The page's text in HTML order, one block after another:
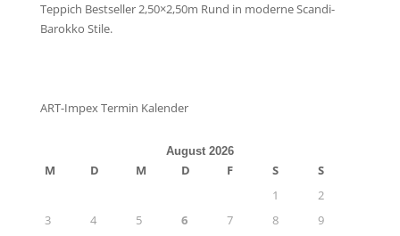
Teppich Bestseller 2,50×2,50m Rund in moderne Scandi-
Barokko Stile.
ART-Impex Termin Kalender
August 2026
M D M D F S
S
1
2
3
4 5 6 7 8
9